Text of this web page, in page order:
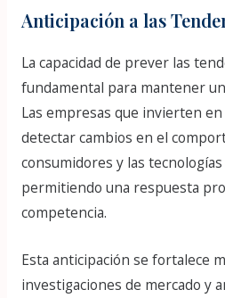
Anticipación a las
La capacidad de prever las
fundamental para mantener
Las empresas que invierten
detectar cambios en el
consumidores y las
permitiendo una respuesta
competencia.
Esta anticipación se fortalece
investigaciones de mercado y